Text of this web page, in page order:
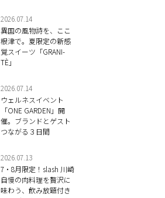
2026.07.14
異国の風物詩を、ここ
根津で。夏限定の新感
覚スイーツ「GRANI-
TÈ」
2026.07.14
ウェルネスイベント
「ONE GARDEN」開
催。ブランドとゲスト
つながる３日間
2026.07.13
7・8月限定！slash 川崎
自慢の肉料理を贅沢に
味わう、飲み放題付き